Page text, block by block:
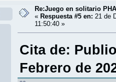
Re:Juego en solitario
« Respuesta #5 en: 21 de
11:50:40 »
Cita de:
Febrero de